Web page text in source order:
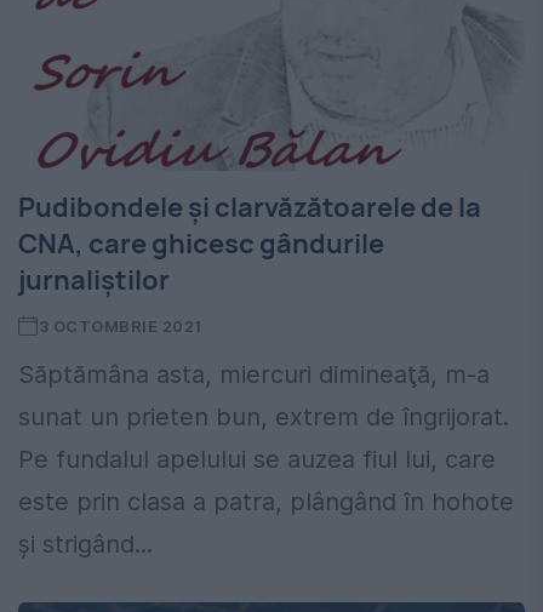
Pudibondele şi clarvăzătoarele de la
CNA, care ghicesc gândurile
jurnaliştilor
3 OCTOMBRIE 2021
Săptămâna asta, miercuri dimineaţă, m-a
sunat un prieten bun, extrem de îngrijorat.
Pe fundalul apelului se auzea fiul lui, care
este prin clasa a patra, plângând în hohote
şi strigând...